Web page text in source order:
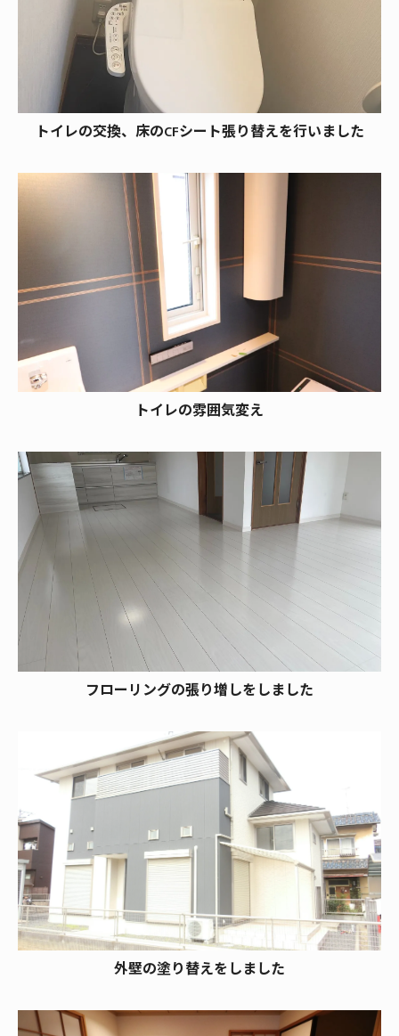
トイレの交換、床のCFシート張り替えを行いました
トイレの雰囲気変え
フローリングの張り増しをしました
外壁の塗り替えをしました